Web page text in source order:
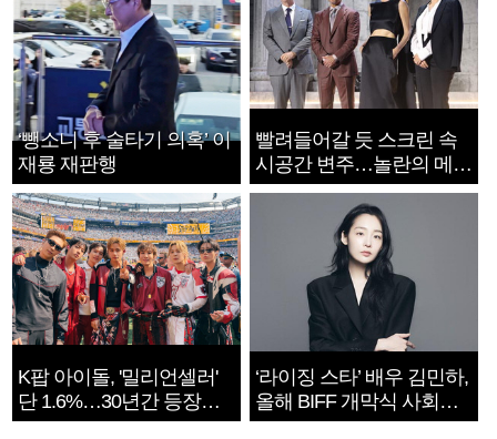
‘뺑소니 후 술타기 의혹’ 이
재룡 재판행
빨려들어갈 듯 스크린 속
시공간 변주…놀란의 메시
지는 ‘전쟁 속죄’
K팝 아이돌, '밀리언셀러'
단 1.6%…30년간 등장
1182개팀 전수조사
‘라이징 스타’ 배우 김민하,
올해 BIFF 개막식 사회자
확정